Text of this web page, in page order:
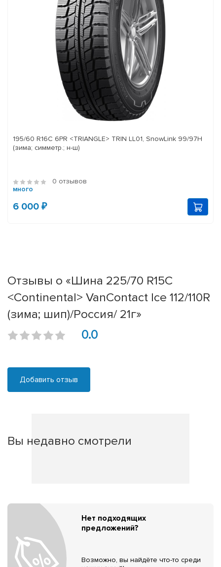
195/60 R16C 6PR <TRIANGLE> TRIN LL01, SnowLink 99/97H
(зима; симметр.; н-ш)
0 отзывов
много
6 000 ₽
Отзывы о «Шина 225/70 R15C
<Continental> VanContact Ice 112/110R
(зима; шип)/Россия/ 21г»
0.0
Добавить отзыв
Вы недавно смотрели
Нет подходящих
предложений?
Возможно, вы найдёте что-то среди